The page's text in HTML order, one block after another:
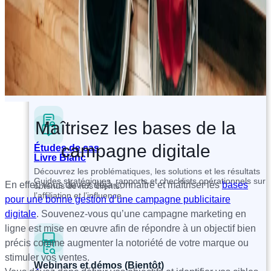
Livre Blanc
Guides stratégiques, rapports et checklists opérationnels sur
l’affiliation et l’influence.
Études de cas
Découvrez les problématiques, les solutions et les résultats
obtenus de nos clients.
Webinars et démos (Bientôt)
Blog
Articles, conseils et insights pour réussir son programme
d’affiliation et d’influence
Livre Blanc
Guides stratégiques, rapports et checklists opérationnels sur
l’affiliation et l’influence.
Maîtrisez les bases de la
campagne digitale
En effet, vous devez déjà connaître et maîtriser lesbases
pour une bonne gestion d’une campagne publicitaire
digitale. Souvenez-vous qu’une campagne marketing en
ligne est mise en œuvre afin de répondre à un objectif bien
précis comme augmenter la notoriété de votre marque ou
stimuler vos ventes.